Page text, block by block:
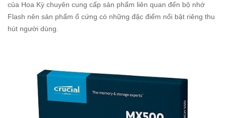
của Hoa Kỳ chuyên cung cấp sản phẩm liên quan đến bộ nhớ
Flash nên sản phẩm ổ cứng có những đặc điểm nổi bật riêng thu
hút người dùng.